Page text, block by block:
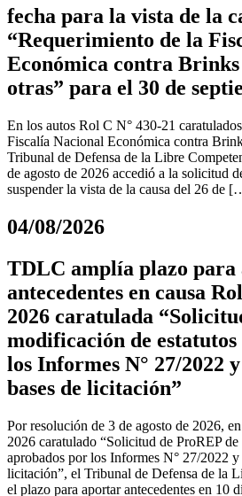
fecha para la vista de la
“Requerimiento de la
Económica contra
otras” para el 30 de
En los autos Rol C N° 430-21
Fiscalía Nacional Económica contra
Tribunal de Defensa de la Libre
de agosto de 2026 accedió a la solicitud
suspender la vista de la causa del 26 de
04/08/2026
TDLC amplía plazo
antecedentes en causa
2026 caratulada
modificación de
los Informes N° 27/2022
bases de licitación”
Por resolución de 3 de agosto de 2026,
2026 caratulado “Solicitud de ProREP
aprobados por los Informes N° 27/2022
licitación”, el Tribunal de Defensa de la
el plazo para aportar antecedentes en 10